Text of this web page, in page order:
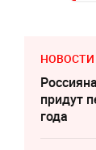
придут
года